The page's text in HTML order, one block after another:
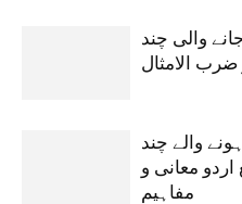
والی چند
الامثال
والے چند
معانی و
مفاہیم